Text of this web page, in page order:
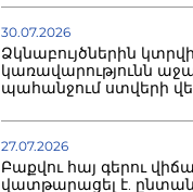
30.07.2026
Ձկնաբույծներին
կառավարությունն
պահանջում ստվերի
27.07.2026
Բաքվու հայ գերու
վատթարացել է.